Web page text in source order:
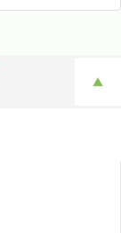
▲